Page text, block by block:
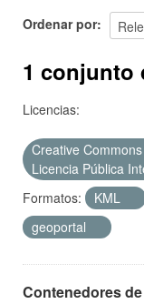
Acerca de
Ordenar por
1 conjunto
Licencias:
Creative
Licencia Pública
Formatos:
KML
geoportal
Contenedores